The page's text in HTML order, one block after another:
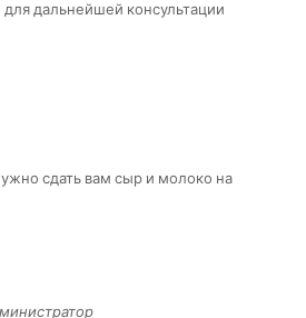
дальнейшей консультации
сдать вам сыр и молоко на